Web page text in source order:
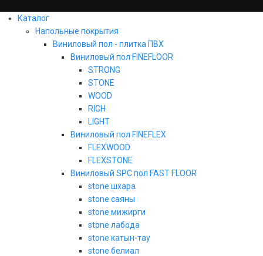
Каталог
Напольные покрытия
Виниловый пол - плитка ПВХ
Виниловый пол FINEFLOOR
STRONG
STONE
WOOD
RICH
LIGHT
Виниловый пол FINEFLEX
FLEXWOOD
FLEXSTONE
Виниловый SPC пол FAST FLOOR
stone шхара
stone саяны
stone мижирги
stone лабода
stone катын-тау
stone белиал